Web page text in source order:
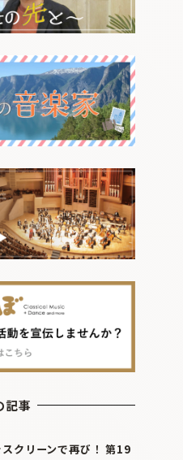
記事
クリーンで再び！ 第19